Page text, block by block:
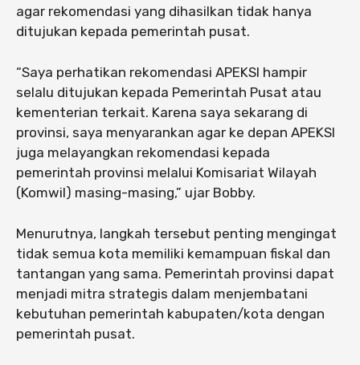
agar rekomendasi yang dihasilkan tidak hanya
ditujukan kepada pemerintah pusat.
“Saya perhatikan rekomendasi APEKSI hampir
selalu ditujukan kepada Pemerintah Pusat atau
kementerian terkait. Karena saya sekarang di
provinsi, saya menyarankan agar ke depan APEKSI
juga melayangkan rekomendasi kepada
pemerintah provinsi melalui Komisariat Wilayah
(Komwil) masing-masing,” ujar Bobby.
Menurutnya, langkah tersebut penting mengingat
tidak semua kota memiliki kemampuan fiskal dan
tantangan yang sama. Pemerintah provinsi dapat
menjadi mitra strategis dalam menjembatani
kebutuhan pemerintah kabupaten/kota dengan
pemerintah pusat.